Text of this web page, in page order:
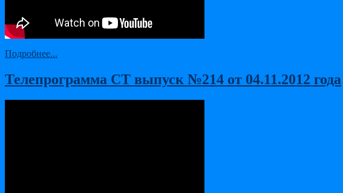
Подробнее...
Телепрограмма СТ выпуск №214 от 04.11.2012 года